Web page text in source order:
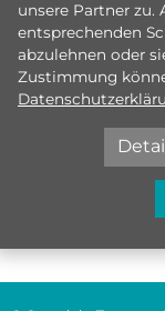
Jetzt
unsere Partner zu.
entsprechenden
abzulehnen oder
Zustimmung